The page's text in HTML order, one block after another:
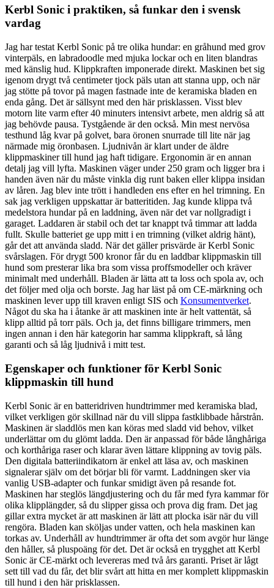
Kerbl Sonic i praktiken, så funkar den i svensk
vardag
Jag har testat Kerbl Sonic på tre olika hundar: en gråhund med grov
vinterpäls, en labradoodle med mjuka lockar och en liten blandras
med känslig hud. Klippkraften imponerade direkt. Maskinen bet sig
igenom drygt två centimeter tjock päls utan att stanna upp, och när
jag stötte på tovor på magen fastnade inte de keramiska bladen en
enda gång. Det är sällsynt med den här prisklassen. Visst blev
motorn lite varm efter 40 minuters intensivt arbete, men aldrig så att
jag behövde pausa. Tystgående är den också. Min mest nervösa
testhund låg kvar på golvet, bara öronen snurrade till lite när jag
närmade mig öronbasen. Ljudnivån är klart under de äldre
klippmaskiner till hund jag haft tidigare. Ergonomin är en annan
detalj jag vill lyfta. Maskinen väger under 250 gram och ligger bra i
handen även när du måste vinkla dig runt baken eller klippa insidan
av låren. Jag blev inte trött i handleden ens efter en hel trimning. En
sak jag verkligen uppskattar är batteritiden. Jag kunde klippa två
medelstora hundar på en laddning, även när det var nollgradigt i
garaget. Laddaren är stabil och det tar knappt två timmar att ladda
fullt. Skulle batteriet ge upp mitt i en trimning (vilket aldrig hänt),
går det att använda sladd. När det gäller prisvärde är Kerbl Sonic
svårslagen. För drygt 500 kronor får du en laddbar klippmaskin till
hund som presterar lika bra som vissa proffsmodeller och kräver
minimalt med underhåll. Bladen är lätta att ta loss och spola av, och
det följer med olja och borste. Jag har läst på om CE-märkning och
maskinen lever upp till kraven enligt SIS och Konsumentverket.
Något du ska ha i åtanke är att maskinen inte är helt vattentät, så
klipp alltid på torr päls. Och ja, det finns billigare trimmers, men
ingen annan i den här kategorin har samma klippkraft, så lång
garanti och så låg ljudnivå i mitt test.
Egenskaper och funktioner för Kerbl Sonic
klippmaskin till hund
Kerbl Sonic är en batteridriven hundtrimmer med keramiska blad,
vilket verkligen gör skillnad när du vill slippa fastklibbade hårstrån.
Maskinen är sladdlös men kan köras med sladd vid behov, vilket
underlättar om du glömt ladda. Den är anpassad för både långhåriga
och korthåriga raser och klarar även lättare klippning av tovig päls.
Den digitala batteriindikatorn är enkel att läsa av, och maskinen
signalerar själv om det börjar bli för varmt. Laddningen sker via
vanlig USB-adapter och funkar smidigt även på resande fot.
Maskinen har steglös längdjustering och du får med fyra kammar för
olika klipplängder, så du slipper gissa och prova dig fram. Det jag
gillar extra mycket är att maskinen är lätt att plocka isär när du vill
rengöra. Bladen kan sköljas under vatten, och hela maskinen kan
torkas av. Underhåll av hundtrimmer är ofta det som avgör hur länge
den håller, så pluspoäng för det. Det är också en trygghet att Kerbl
Sonic är CE-märkt och levereras med två års garanti. Priset är lågt
sett till vad du får, det blir svårt att hitta en mer komplett klippmaskin
till hund i den här prisklassen.